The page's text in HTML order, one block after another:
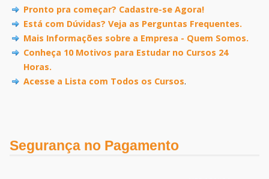
Pronto pra começar? Cadastre-se Agora!
Está com Dúvidas? Veja as Perguntas Frequentes.
Mais Informações sobre a Empresa - Quem Somos.
Conheça 10 Motivos para Estudar no Cursos 24
Horas.
Acesse a Lista com Todos os Cursos.
Segurança no Pagamento